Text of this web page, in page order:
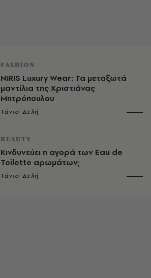
FASHION
NIRIS Luxury Wear: Τα μεταξωτά
μαντίλια της Χριστιάνας
Μητρόπουλου
Τάνια Δελή
BEAUTY
Κινδυνεύει η αγορά των Eau de
Toilette αρωμάτων;
Τάνια Δελή